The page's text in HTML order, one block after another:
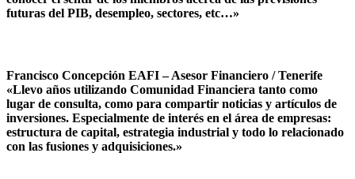
futuras del PIB, desempleo, sectores, etc…»
Francisco Concepción EAFI – Asesor Financiero / Tenerife
«Llevo años utilizando Comunidad Financiera tanto como
lugar de consulta, como para compartir noticias y artículos de
inversiones. Especialmente de interés en el área de empresas:
estructura de capital, estrategia industrial y todo lo relacionado
con las fusiones y adquisiciones.»